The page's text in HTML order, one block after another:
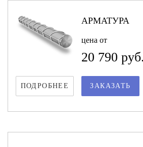
АРМАТУРА
цена от
20 790 руб.
ПОДРОБНЕЕ ЗАКАЗАТЬ